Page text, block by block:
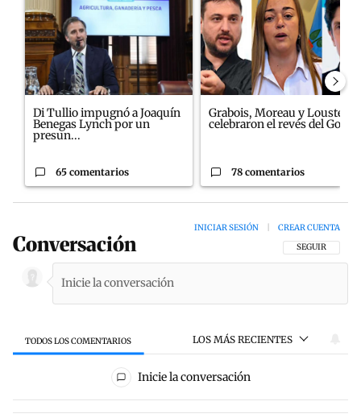
Di Tullio impugnó a Joaquín
Benegas Lynch por un
presun...
65 comentarios
Grabois, Moreau y Lousteau
celebraron el revés del Gobi...
78 comentarios
Conversación SIGA ESTA
SEGUIR
INICIAR SESIÓN CREAR CUENTA
TODOS LOS COMENTARIOS LOS MÁS RECIENTES
Todos los comentarios
Inicie la conversación